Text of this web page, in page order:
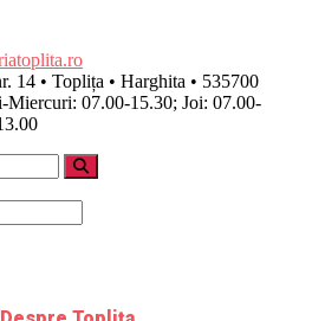
14 • Toplița • Harghita • 535700
Miercuri: 07.00-15.30; Joi: 07.00-